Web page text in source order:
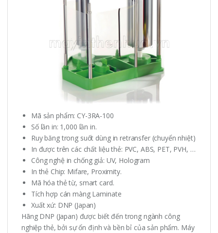
Mã sản phẩm: CY-3RA-100
Số lần in: 1,000 lần in.
Ruy băng trong suốt dùng in retransfer (chuyển nhiệt)
In được trên các chất liệu thẻ: PVC, ABS, PET, PVH, …
Công nghệ in chống giả: UV, Hologram
In thẻ Chip: Mifare, Proximity.
Mã hóa thẻ từ, smart card.
Tích hợp cán màng Laminate
Xuất xứ: DNP (Japan)
Hãng DNP (Japan) được biết đến trong ngành công
nghiệp thẻ, bởi sự ổn định và bền bỉ của sản phẩm. Máy